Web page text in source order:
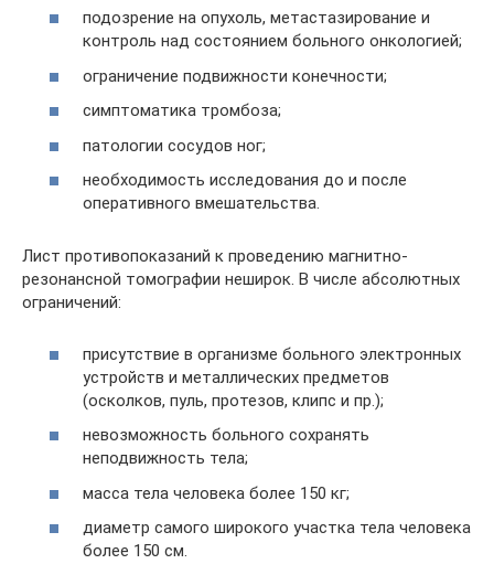
подозрение на опухоль, метастазирование и
контроль над состоянием больного онкологией;
ограничение подвижности конечности;
симптоматика тромбоза;
патологии сосудов ног;
необходимость исследования до и после
оперативного вмешательства.
Лист противопоказаний к проведению магнитно-
резонансной томографии неширок. В числе абсолютных
ограничений:
присутствие в организме больного электронных
устройств и металлических предметов
(осколков, пуль, протезов, клипс и пр.);
невозможность больного сохранять
неподвижность тела;
масса тела человека более 150 кг;
диаметр самого широкого участка тела человека
более 150 см.